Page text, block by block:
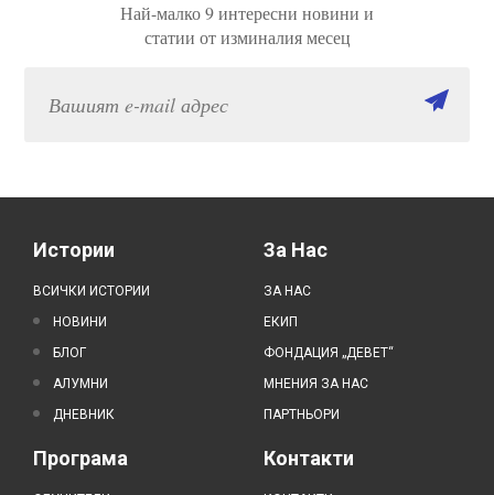
Най-малко 9 интересни новини и
статии от изминалия месец
Истории
ВСИЧКИ ИСТОРИИ
НОВИНИ
БЛОГ
АЛУМНИ
ДНЕВНИК
За Нас
ЗА НАС
ЕКИП
ФОНДАЦИЯ „ДЕВЕТ“
МНЕНИЯ ЗА НАС
ПАРТНЬОРИ
Програма Контакти